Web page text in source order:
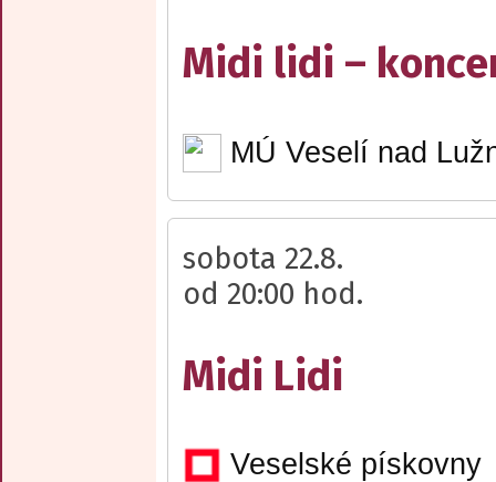
Midi lidi –
MÚ Veselí nad
sobota 22.8.
od 20:00 hod.
Midi Lidi
Veselské pískovny